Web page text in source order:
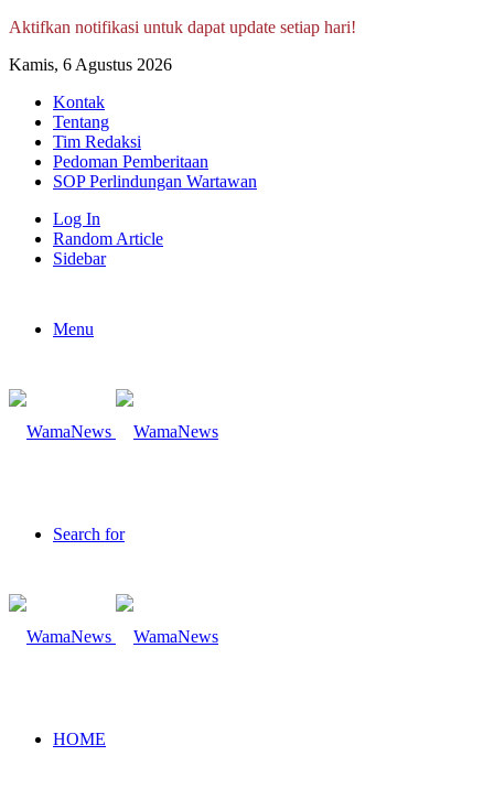
Aktifkan notifikasi untuk dapat update setiap hari!
Kamis, 6 Agustus 2026
Kontak
Tentang
Tim Redaksi
Pedoman Pemberitaan
SOP Perlindungan Wartawan
Log In
Random Article
Sidebar
Menu
Search for
HOME